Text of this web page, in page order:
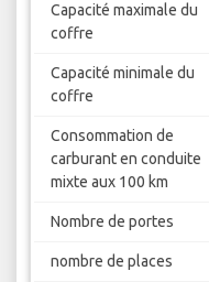
Capacité maximale du
coffre
Capacité minimale du
coffre
Consommation de
carburant en conduite
mixte aux 100 km
Nombre de portes
nombre de places